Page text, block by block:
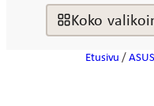
Koko
Etusivu /